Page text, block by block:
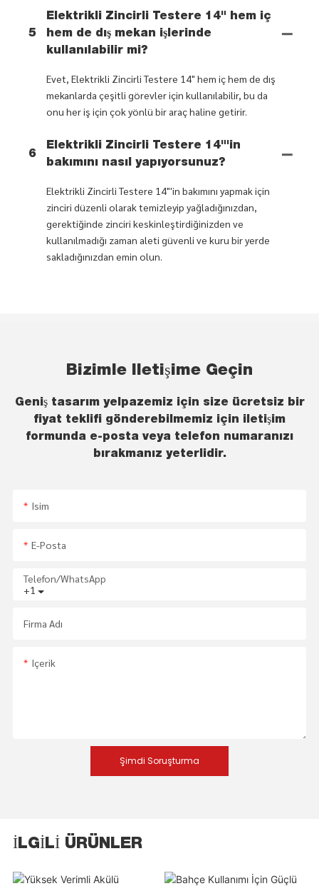
5
Elektrikli Zincirli Testere 14" hem iç
hem de dış mekan işlerinde
kullanılabilir mi?
Evet, Elektrikli Zincirli Testere 14" hem iç hem de dış
mekanlarda çeşitli görevler için kullanılabilir, bu da
onu her iş için çok yönlü bir araç haline getirir.
6
Elektrikli Zincirli Testere 14"'in
bakımını nasıl yapıyorsunuz?
Elektrikli Zincirli Testere 14"'in bakımını yapmak için
zinciri düzenli olarak temizleyip yağladığınızdan,
gerektiğinde zinciri keskinleştirdiğinizden ve
kullanılmadığı zaman aleti güvenli ve kuru bir yerde
sakladığınızdan emin olun.
Bizimle Iletişime Geçin
Geniş tasarım yelpazemiz için size ücretsiz bir
fiyat teklifi gönderebilmemiz için iletişim
formunda e-posta veya telefon numaranızı
bırakmanız yeterlidir.
Isim
E-Posta
+1
Telefon/WhatsApp
Firma Adı
Içerik
Şimdi Soruşturma
İLGILI ÜRÜNLER